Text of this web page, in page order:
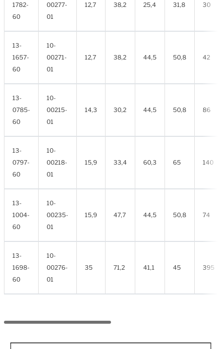
1782-
60
00277-
01
12,7 38,2 25,4 31,8 30
13-
1657-
60
10-
00271-
01
12,7 38,2 44,5 50,8 42
13-
0785-
60
10-
00215-
01
14,3 30,2 44,5 50,8 86
13-
0797-
60
10-
00218-
01
15,9 33,4 60,3 65 140
13-
1004-
60
10-
00235-
01
15,9 47,7 44,5 50,8 74
13-
1698-
60
10-
00276-
01
35 71,2 41,1 45 395